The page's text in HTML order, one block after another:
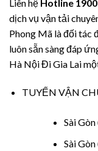
Liên hệ Hotline
dịch vụ vận tải
Phong Mã là đối tác
luôn sẵn sàng đáp
Hà Nội Đi Gia Lai
TUYẾN VẬN
Sài
Sài